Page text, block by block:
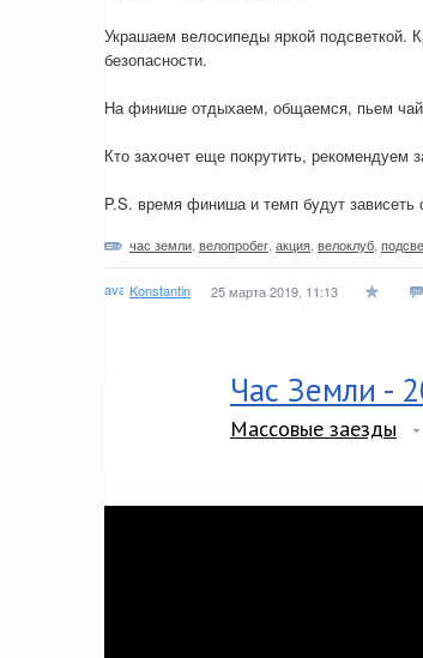
Украшаем велосипеды яркой
безопасности.
На финише отдыхаем, общаемся, пьем чай
Кто захочет еще покрутить, рекомендуем
P.S. время финиша и темп будут зависеть
час земли велопробег акция велоклуб
Konstantin 25 марта 2019, 11:13
Час Земли -
Массовые заезды